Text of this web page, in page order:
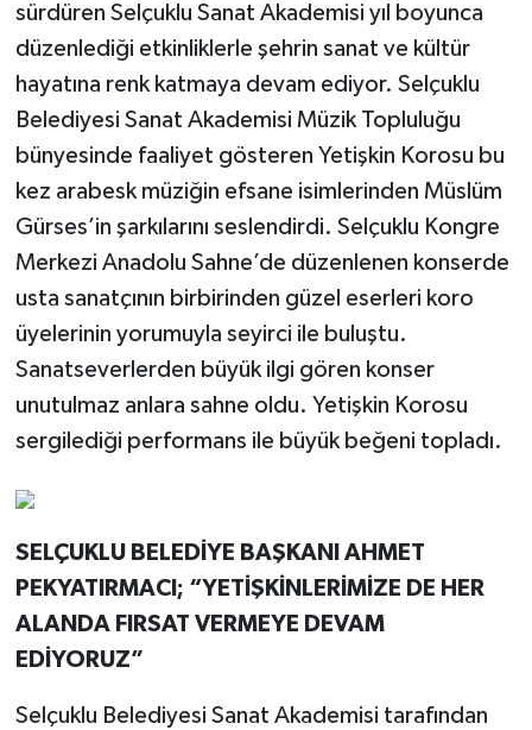
sürdüren Selçuklu Sanat Akademisi yıl boyunca
düzenlediği etkinliklerle şehrin sanat ve kültür
hayatına renk katmaya devam ediyor. Selçuklu
Belediyesi Sanat Akademisi Müzik Topluluğu
bünyesinde faaliyet gösteren Yetişkin Korosu bu
kez arabesk müziğin efsane isimlerinden Müslüm
Gürses’in şarkılarını seslendirdi. Selçuklu Kongre
Merkezi Anadolu Sahne’de düzenlenen konserde
usta sanatçının birbirinden güzel eserleri koro
üyelerinin yorumuyla seyirci ile buluştu.
Sanatseverlerden büyük ilgi gören konser
unutulmaz anlara sahne oldu. Yetişkin Korosu
sergilediği performans ile büyük beğeni topladı.
SELÇUKLU BELEDİYE BAŞKANI AHMET
PEKYATIRMACI; “YETİŞKİNLERİMİZE DE HER
ALANDA FIRSAT VERMEYE DEVAM
EDİYORUZ”
Selçuklu Belediyesi Sanat Akademisi tarafından